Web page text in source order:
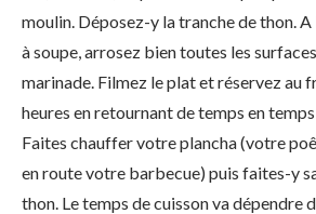
moulin. Déposez-y la tranche de thon. A
à soupe, arrosez bien toutes les
marinade. Filmez le plat et réservez au
heures en retournant de temps en
Faites chauffer votre plancha (votre
en route votre barbecue) puis faites-y
thon. Le temps de cuisson va dépendre